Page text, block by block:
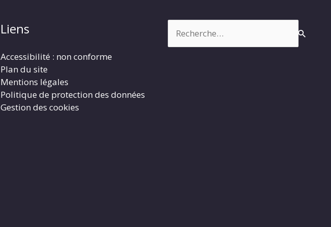
Liens
Accessibilité : non conforme
Plan du site
Mentions légales
Politique de protection des données
Gestion des cookies